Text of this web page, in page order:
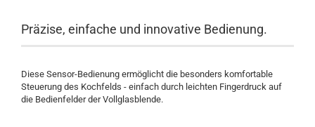
Präzise, einfache und innovative Bedienung.
Diese Sensor-Bedienung ermöglicht die besonders komfortable
Steuerung des Kochfelds - einfach durch leichten Fingerdruck auf
die Bedienfelder der Vollglasblende.